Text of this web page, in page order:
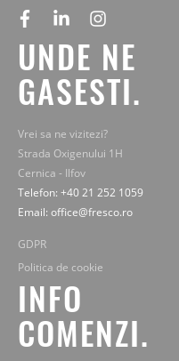
facebook
linkedininstagram
UNDE NE
GASESTI.
Vrei sa ne vizitezi?
Strada Oxigenului 1H
Cernica - Ilfov
Telefon: +40 21 252 1059
Email: office@fresco.ro
GDPR
Politica de cookie
INFO
COMENZI.